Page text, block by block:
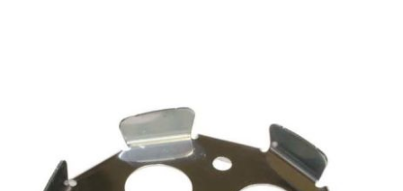
Оборудование для автосервиса